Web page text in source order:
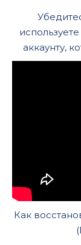
аккаунту,
Как